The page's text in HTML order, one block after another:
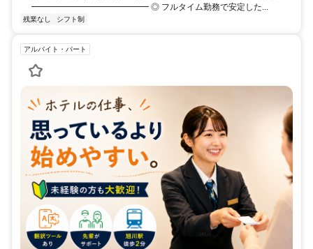
━━━━━━━━━━━━━━ ◎ フルタイム勤務で安定した...
残業なし シフト制
アルバイト・パート